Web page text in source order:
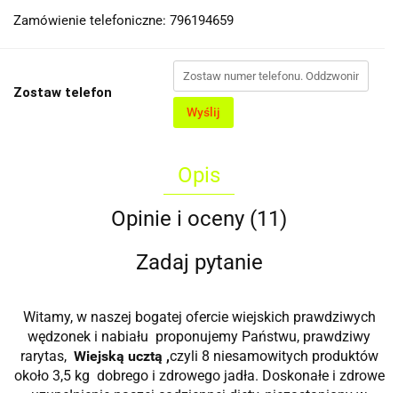
Zamówienie telefoniczne: 796194659
Zostaw telefon
Wyślij
Opis
Opinie i oceny (11)
Zadaj pytanie
Witamy, w naszej bogatej ofercie wiejskich prawdziwych
wędzonek i nabiału proponujemy Państwu, prawdziwy
rarytas, Wiejską ucztą ,czyli 8 niesamowitych produktów
około 3,5 kg dobrego i zdrowego jadła. Doskonałe i zdrowe